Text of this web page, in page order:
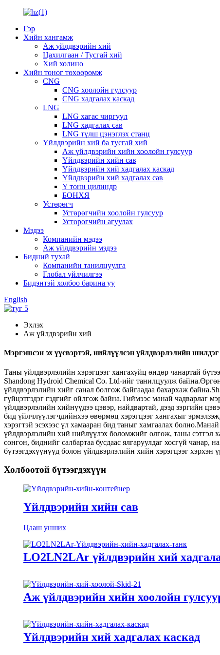
Гэр
Хийн хангамж
Аж үйлдвэрийн хий
Цахилгаан / Тусгай хий
Хий холино
Хийн тоног төхөөрөмж
CNG
CNG хоолойн гулсуур
CNG хадгалах каскад
LNG
LNG хагас чиргүүл
LNG хадгалах сав
LNG түлш цэнэглэх станц
Үйлдвэрийн хий ба тусгай хий
Аж үйлдвэрийн хийн хоолойн гулсуур
Үйлдвэрийн хийн сав
Үйлдвэрийн хий хадгалах каскад
Үйлдвэрийн хий хадгалах сав
Y тонн цилиндр
БОНХЯ
Устөрөгч
Устөрөгчийн хоолойн гулсуур
Устөрөгчийн агуулах
Мэдээ
Компанийн мэдээ
Аж үйлдвэрийн мэдээ
Бидний тухай
Компанийн танилцуулга
Глобал үйлчилгээ
Бидэнтэй холбоо барина уу
English
Эхлэх
Аж үйлдвэрийн хий
Мэргэшсэн эх үүсвэртэй, нийлүүлсэн үйлдвэрлэлийн
Таны үйлдвэрлэлийн хэрэгцээг хангахуйц өндөр чанартай
Shandong Hydroid Chemical Co. Ltd-ийг танилцуулж
үйлдвэрлэлийн хийг санал болгож байгаадаа бахархаж
гүйцэтгэдэг гэдгийг ойлгож байна.Тиймээс манай чадварлаг
үйлдвэрлэлийн хийнүүдээ цэвэр, найдвартай, дээд зэргийн
бид үйлчлүүлэгчдийнхээ өвөрмөц хэрэгцээг хангахыг
хэрэгтэй эсэхээс үл хамааран бид таныг хамгаалах
үйлдвэрлэлийн хий нийлүүлэх боломжийг олгож, таны сэтгэл
сонгон, биднийг салбартаа бусдаас ялгаруулдаг хосгүй
бүтээгдэхүүнүүд болон үйлдвэрлэлийн хийн хэрэгцээг хэрхэн
Холбоотой бүтээгдэхүүн
Үйлдвэрийн хийн сав
Цааш унших
LO2LN2LAr үйлдвэрийн хий
Аж үйлдвэрийн хийн хоолойн
Үйлдвэрийн хий хадгалах каскад